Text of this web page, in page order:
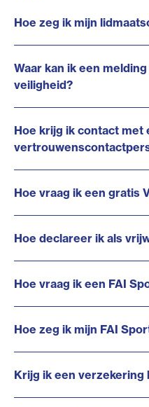
Hoe zeg ik mijn
Waar kan ik een
veiligheid?
Hoe krijg ik contact met
Hoe vraag ik een gratis
Hoe declareer ik als
Hoe vraag ik een FAI
Hoe zeg ik mijn FAI
Krijg ik een verzekering